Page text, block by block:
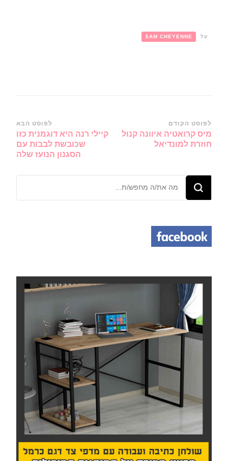
על SAM CHEYENNE
ניווט
ברשומות
לפוסט הקודם
מיס קרואטיה איוונה קנול
חוזרת למונדיאל
לפוסט הבא
קיילי רנה היא דוגמנית כזו
שכובשת לבבות עם
הסגנון הנועז שלה
מחפש/ת
משהו?